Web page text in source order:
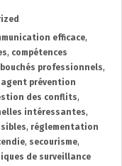
efficace,
, compétences
professionnels,
prévention
des conflits,
intéressantes,
, réglementation
, secourisme,
de surveillance